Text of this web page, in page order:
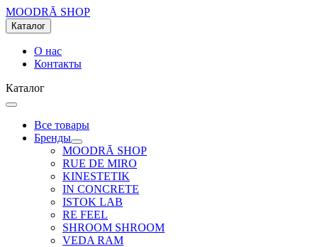
MOODRĀ SHOP
Каталог
О нас
Контакты
Каталог
Все товары
Бренды
MOODRĀ SHOP
RUE DE MIRO
KINESTETIK
IN CONCRETE
ISTOK LAB
RE FEEL
SHROOM SHROOM
VEDA RAM